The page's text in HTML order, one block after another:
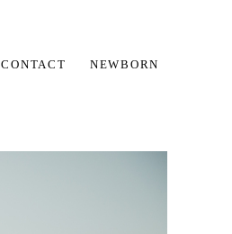
CONTACT NEWBORN